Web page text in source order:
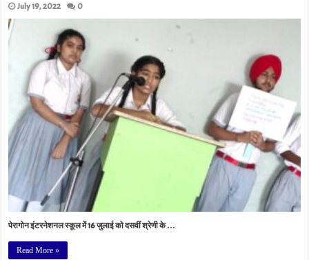
July 19, 2022 0
पेरागोन इंटरनेशनल स्कूल में 16 जुलाई को दसवीं श्रेणी के …
Read More »